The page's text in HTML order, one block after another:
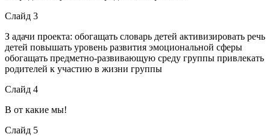
Слайд 3
З адачи проекта: обогащать словарь детей активизировать речь
детей повышать уровень развития эмоциональной сферы
обогащать предметно-развивающую среду группы привлекать
родителей к участию в жизни группы
Слайд 4
В от какие мы!
Слайд 5